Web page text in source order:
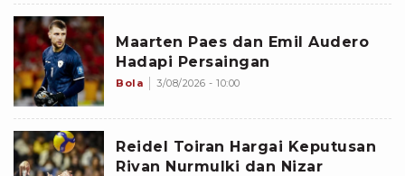
Maarten Paes dan Emil Audero
Hadapi Persaingan
Bola 3/08/2026 - 10:00
Reidel Toiran Hargai Keputusan
Rivan Nurmulki dan Nizar